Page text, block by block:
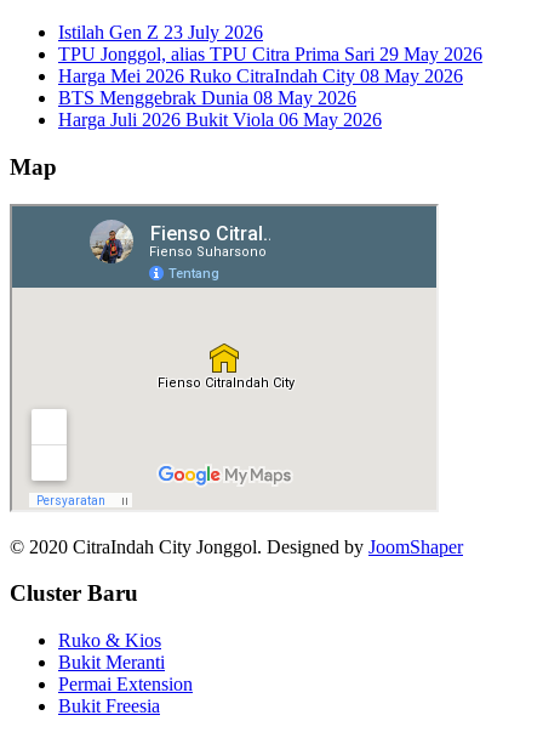
Istilah Gen Z 23 July 2026
TPU Jonggol, alias TPU Citra Prima Sari 29 May 2026
Harga Mei 2026 Ruko CitraIndah City 08 May 2026
BTS Menggebrak Dunia 08 May 2026
Harga Juli 2026 Bukit Viola 06 May 2026
Map
© 2020 CitraIndah City Jonggol. Designed by JoomShaper
Cluster Baru
Ruko & Kios
Bukit Meranti
Permai Extension
Bukit Freesia